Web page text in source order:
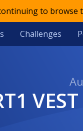
to
Challenges
RT1